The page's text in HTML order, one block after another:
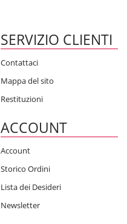
SERVIZIO CLIENTI
Contattaci
Mappa del sito
Restituzioni
ACCOUNT
Account
Storico Ordini
Lista dei Desideri
Newsletter